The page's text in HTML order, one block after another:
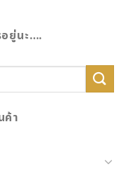
ยู่นะ….
ค้า